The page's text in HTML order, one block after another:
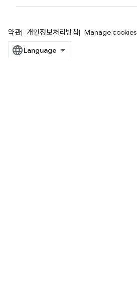
약관 개인정보처리방침 Manage cookies